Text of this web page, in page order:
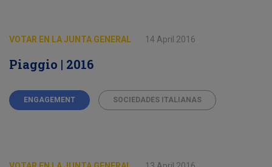
VOTAR EN LA JUNTA GENERAL 14 April 2016
Piaggio | 2016
ENGAGEMENT SOCIEDADES ITALIANAS